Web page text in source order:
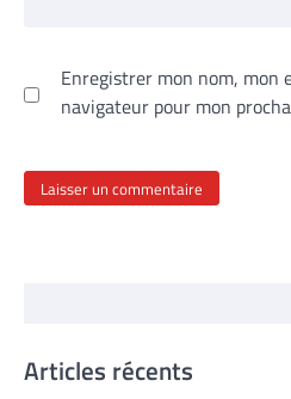
Enregistrer mon nom, mon
navigateur pour mon
Articles récents